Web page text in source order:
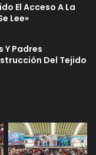
El Acceso A La
Lee»
Y Padres
Del Tejido